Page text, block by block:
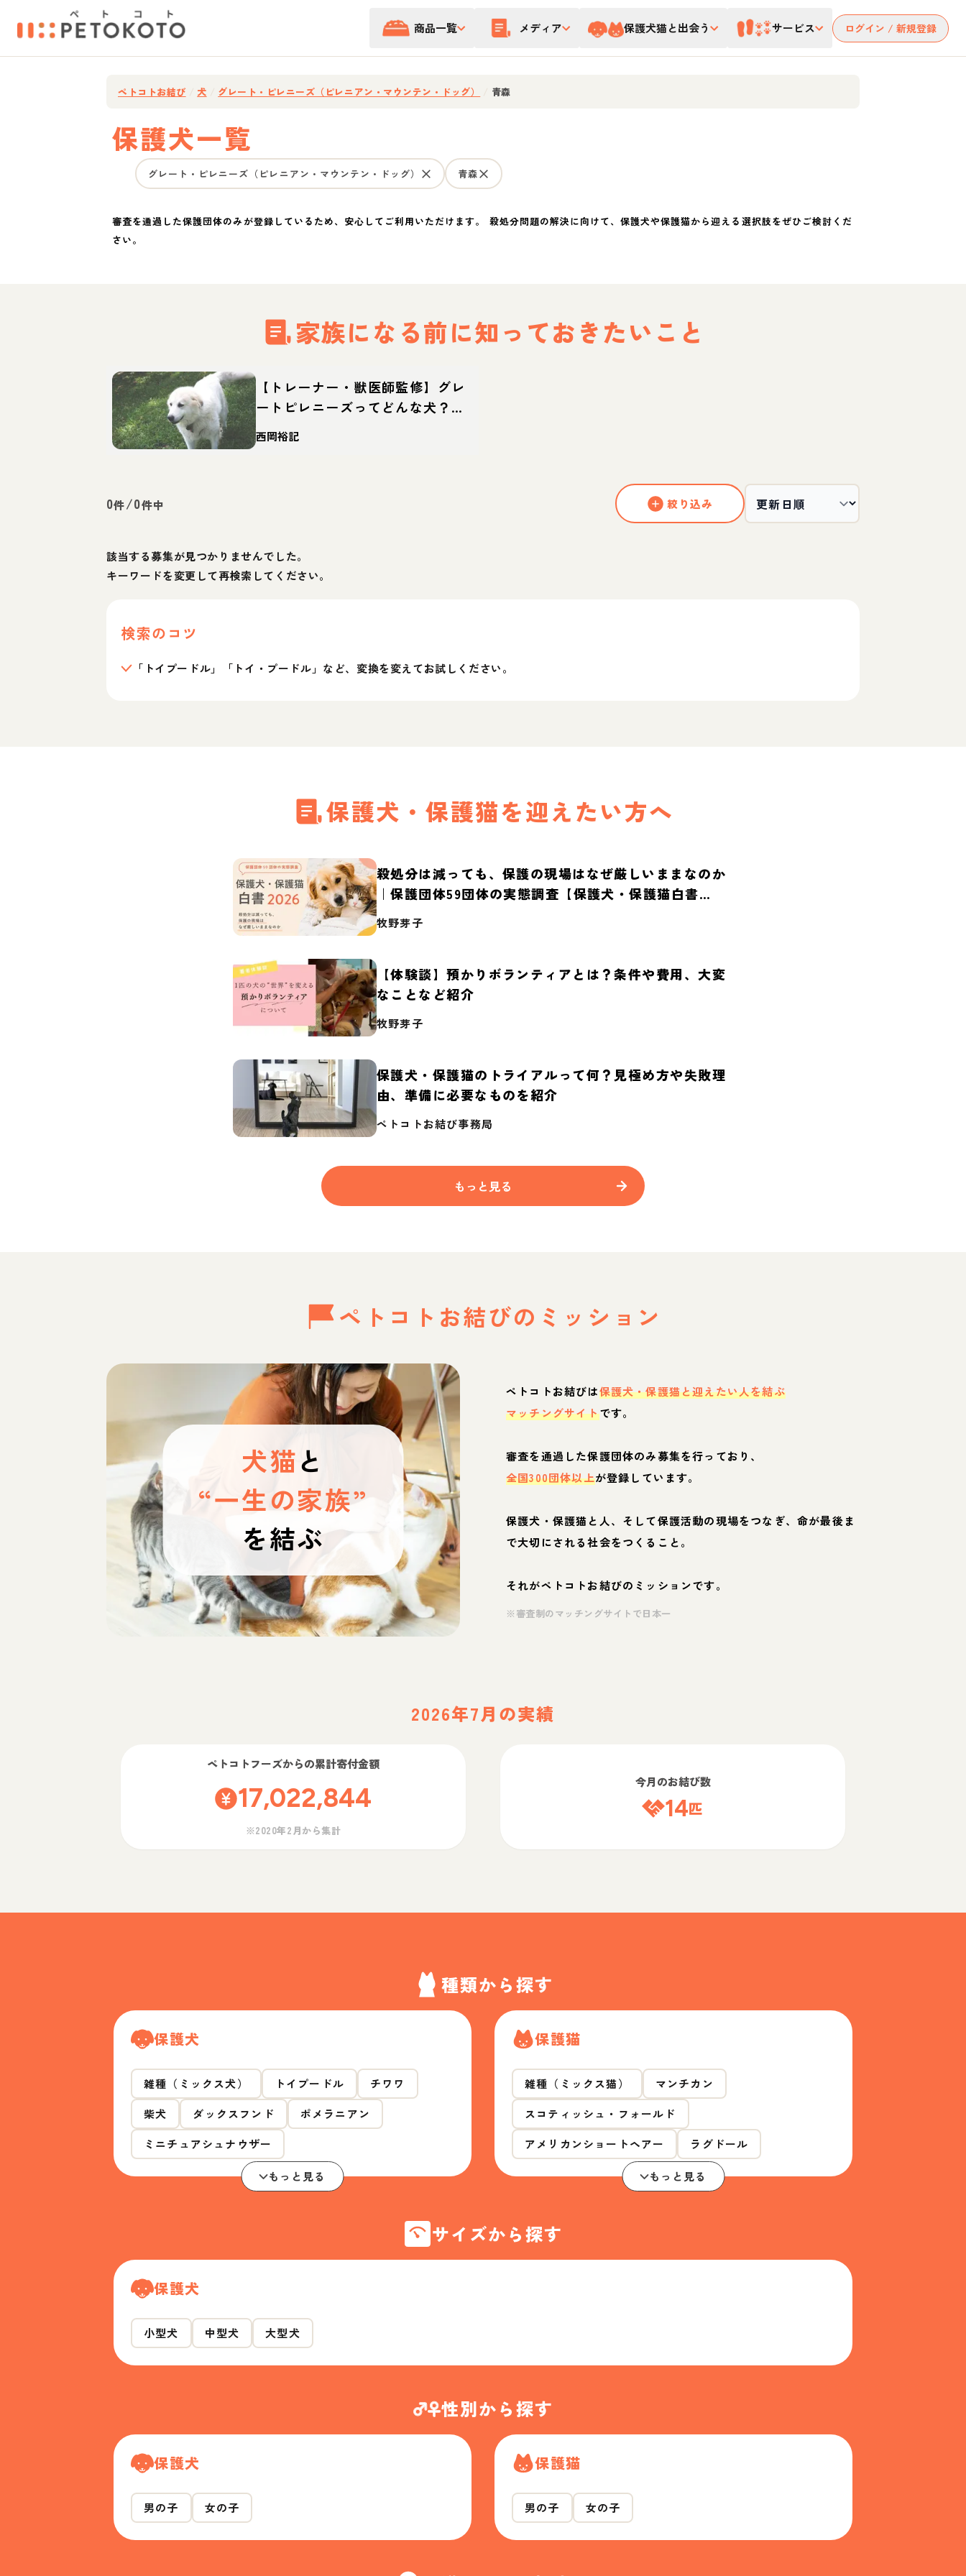
商品一覧 メディア 保護犬猫と出会う サービス ログイン / 新規登録
ペトコトお結び 犬 グレート・ピレニーズ（ピレニアン・マウンテン・ドッグ） 青森
保護犬一覧
グレート・ピレニーズ（ピレニアン・マウンテン・ドッグ） 青森
審査を通過した保護団体のみが登録しているため、安心してご利用いただけます。 殺処分問題の解決に向けて、保護犬や保護猫から迎える選択肢をぜひご検討くだ
さい。
家族になる前に知っておきたいこと
【トレーナー・獣医師監修】グレ
ートピレニーズってどんな犬？性
格・特徴・育て方・迎え方
西岡裕記
0件/0件中 絞り込み
該当する募集が見つかりませんでした。
キーワードを変更して再検索してください。
検索のコツ
「トイプードル」「トイ・プードル」など、変換を変えてお試しください。
保護犬・保護猫を迎えたい方へ
殺処分は減っても、保護の現場はなぜ厳しいままなのか
｜保護団体59団体の実態調査【保護犬・保護猫白書
2026】
牧野芽子
【体験談】預かりボランティアとは？条件や費用、大変
なことなど紹介
牧野芽子
保護犬・保護猫のトライアルって何？見極め方や失敗理
由、準備に必要なものを紹介
ペトコトお結び事務局
もっと見る
ペトコトお結びの ミッション
犬猫と
“一生の家族”
を結ぶ
ペトコトお結びは保護犬・保護猫と迎えたい人を結ぶ
マッチングサイトです。
審査を通過した保護団体のみ募集を行っており、
全国300団体以上が登録しています。
保護犬・保護猫と人、そして保護活動の現場をつなぎ、命が最後ま
で大切にされる社会をつくること。
それがペトコトお結びのミッションです。
※審査制のマッチングサイトで日本一
2026年7月の実績
ペトコトフーズからの累計寄付金額
17,022,844
※2020年2月から集計
今月のお結び数
14匹
種類から探す
保護犬
雑種（ミックス犬） トイプードル
チワワ
柴犬
ダックスフンド
ポメラニアン
ミニチュアシュナウザー
もっと見る
保護猫
雑種（ミックス猫）
マンチカン
スコティッシュ・フォールド
アメリカンショートヘアー
ラグドール
もっと見る
サイズから探す
保護犬
小型犬 中型犬 大型犬
性別から探す
保護犬
男の子 女の子
保護猫
男の子 女の子